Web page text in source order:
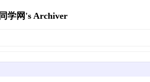
学网's Archiver